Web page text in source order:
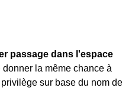
passage dans l'espace
donner la même chance à
sur base du nom de